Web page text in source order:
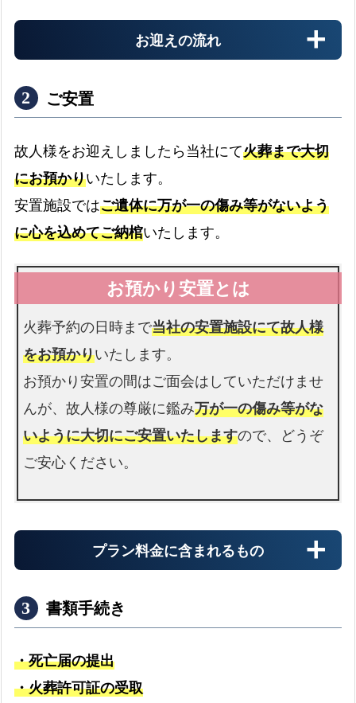
回
女
市
対
応
町
お迎えの流れ
病院
expand_more病院からのお迎え
介護施設
expand_more 介護施設へのお迎え
警察署
expand_more警察署へのお迎え
ご安置
故人様をお迎えしましたら当社にて火葬まで大切
にお預かりいたします。
安置施設ではご遺体に万が一の傷み等がないよう
に心を込めてご納棺いたします。
火葬予約の日時まで当社の安置施設にて故人様
をお預かりいたします。
お預かり安置の間はご面会はしていただけませ
んが、故人様の尊厳に鑑み万が一の傷み等がな
いように大切にご安置いたしますので、どうぞ
ご安心ください。
プラン料金に含まれるもの
書類手続き
・死亡届の提出
・火葬許可証の受取